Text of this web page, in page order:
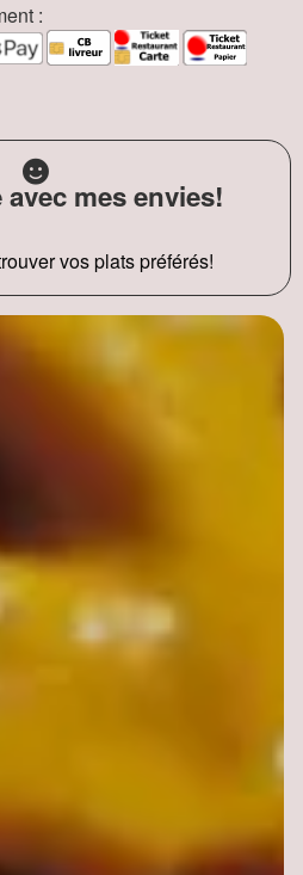
:
mes envies!
vos plats préférés!